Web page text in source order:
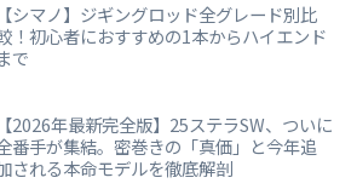
【シマノ】ジギングロッド全グレード別比
！初心者におすすめの1本からハイエンド
で
【2026年最新完全版】25ステラSW、ついに
番手が集結。密巻きの「真価」と今年追
される本命モデルを徹底解剖